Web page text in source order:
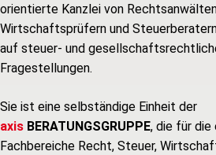
orientierte Kanzlei von
Wirtschaftsprüfern und
auf steuer- und
Fragestellungen.
Sie ist eine selbständige Einheit der
axis BERATUNGSGRUPPE, die für die
Fachbereiche Recht, Steuer,